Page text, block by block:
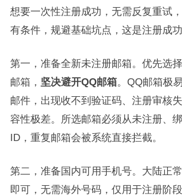
想要一次性注册成功，无需反复重试
有条件，规避基础坑点，这是注册成功
第一，准备全新未注册邮箱。优先选
邮箱， 坚决避开QQ邮箱。QQ邮箱极
邮件，出现收不到验证码、注册审核
容性极差。所选邮箱必须从未注册、
ID，重复邮箱会被系统直接拦截。
第二，准备国内可用手机号。大陆正常
即可，无需海外号码，仅用于注册阶